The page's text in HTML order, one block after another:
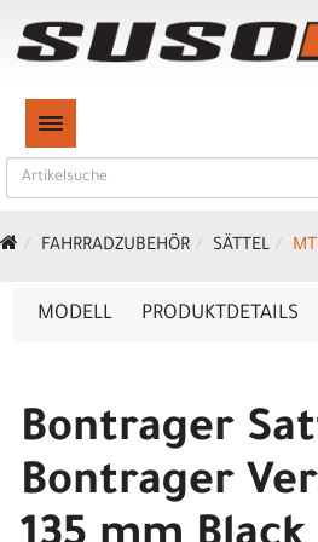
TOGGLE NAVIGATION
FAHRRADZUBEHÖR SÄTTEL
MODELL PRODUKTDETAILS
Bontrager
Bontrager